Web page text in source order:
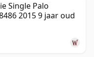
Single Palo
2015 9 jaar oud